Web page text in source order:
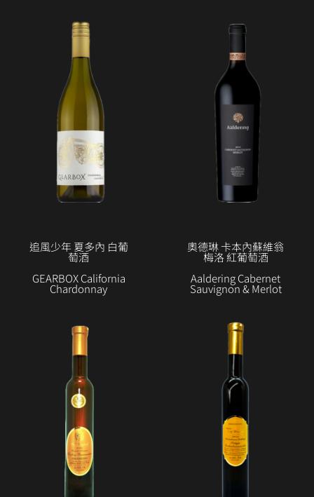
追風少年 夏多內 白葡
萄酒
GEARBOX California
Chardonnay
奧德琳 卡本內蘇維翁
梅洛 紅葡萄酒
Aaldering Cabernet
Sauvignon & Merlot